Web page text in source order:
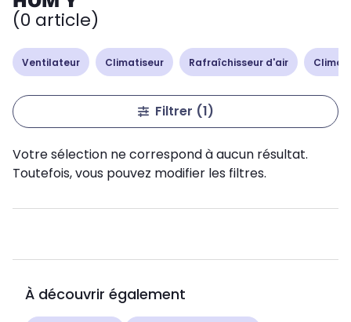
(0 article)
Ventilateur Climatiseur Rafraîchisseur d'air
Filtrer (1)
Votre sélection ne correspond à aucun résultat.
Toutefois, vous pouvez modifier les filtres.
À découvrir également